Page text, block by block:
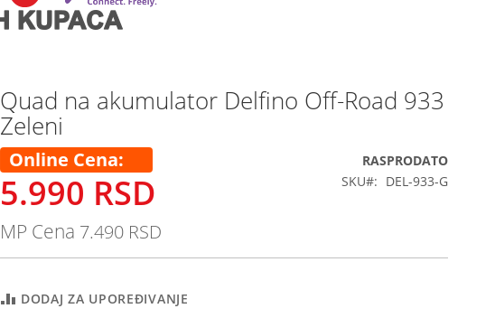
Quad na akumulator Delfino Off-Road 933
Zeleni
Online Cena
5.990 RSD
MP Cena 7.490 RSD
RASPRODATO
SKU
DEL-933-G
DODAJ ZA UPOREĐIVANJE